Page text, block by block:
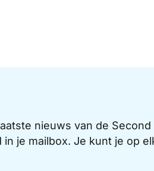
nieuws van de Second
je mailbox. Je kunt je op